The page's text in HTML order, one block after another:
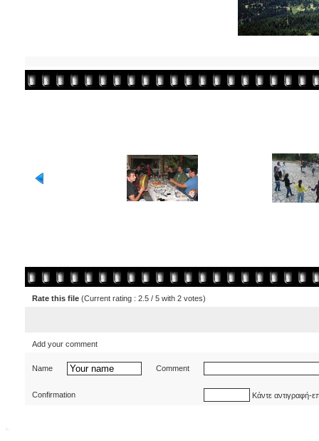
Rate this file (Current rating : 2.5 / 5 with 2 votes)
Add your comment
Name Comment
Confirmation Κάντε αντιγραφή-